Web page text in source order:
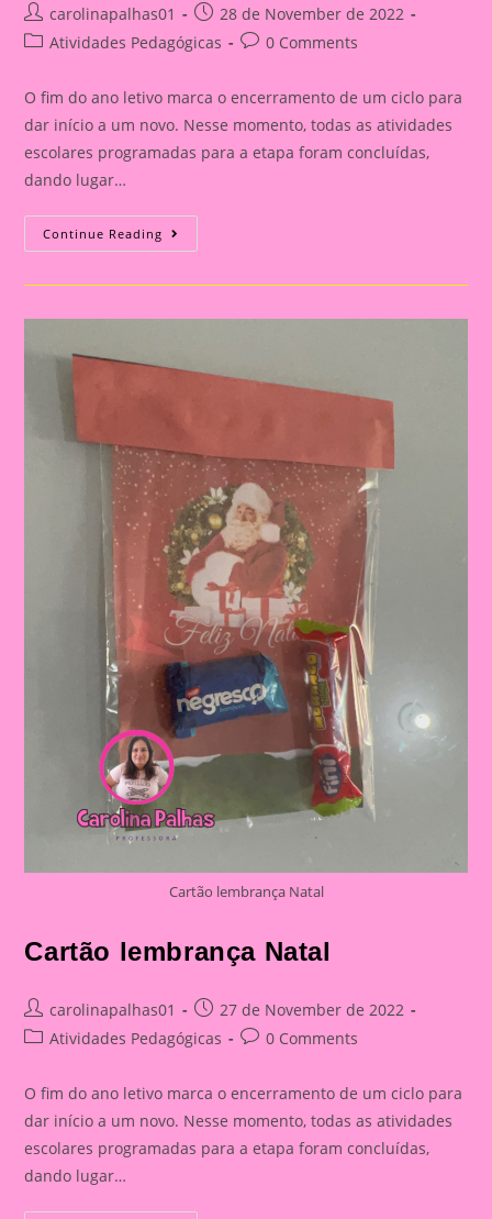
Post
author:
carolinapalhas01
Post
published:
28 de November de 2022
PostAtividades Pedagógicas
Post0 Comments
O fim do ano letivo marca o encerramento de um ciclo para
dar início a um novo. Nesse momento, todas as atividades
escolares programadas para a etapa foram concluídas,
dando lugar…
Continue Reading Lembrancinha
Natalina
Cartão lembrança Natal
Cartão lembrança Natal
Post
author:
carolinapalhas01
Post
published:
27 de November de 2022
PostAtividades Pedagógicas
Post0 Comments
O fim do ano letivo marca o encerramento de um ciclo para
dar início a um novo. Nesse momento, todas as atividades
escolares programadas para a etapa foram concluídas,
dando lugar…